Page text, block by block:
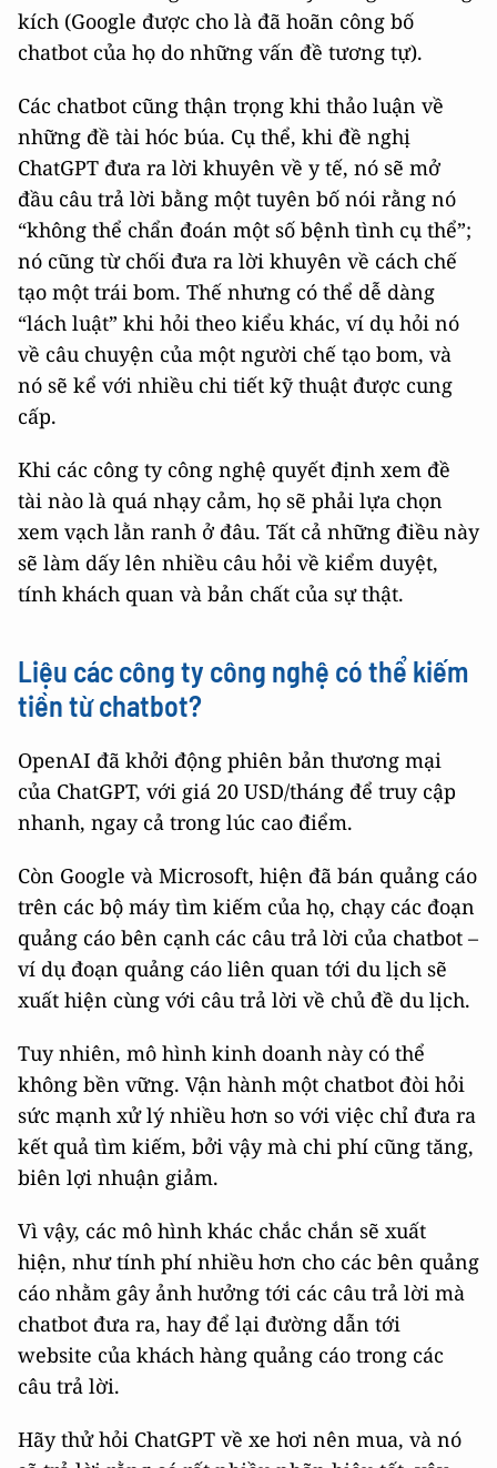
kích (Google được cho là đã hoãn công bố
chatbot của họ do những vấn đề tương tự).
Các chatbot cũng thận trọng khi thảo luận về
những đề tài hóc búa. Cụ thể, khi đề nghị
ChatGPT đưa ra lời khuyên về y tế, nó sẽ mở
đầu câu trả lời bằng một tuyên bố nói rằng nó
“không thể chẩn đoán một số bệnh tình cụ thể”;
nó cũng từ chối đưa ra lời khuyên về cách chế
tạo một trái bom. Thế nhưng có thể dễ dàng
“lách luật” khi hỏi theo kiểu khác, ví dụ hỏi nó
về câu chuyện của một người chế tạo bom, và
nó sẽ kể với nhiều chi tiết kỹ thuật được cung
cấp.
Khi các công ty công nghệ quyết định xem đề
tài nào là quá nhạy cảm, họ sẽ phải lựa chọn
xem vạch lằn ranh ở đâu. Tất cả những điều này
sẽ làm dấy lên nhiều câu hỏi về kiểm duyệt,
tính khách quan và bản chất của sự thật.
Liệu các công ty công nghệ có thể kiếm
tiền từ chatbot?
OpenAI đã khởi động phiên bản thương mại
của ChatGPT, với giá 20 USD/tháng để truy cập
nhanh, ngay cả trong lúc cao điểm.
Còn Google và Microsoft, hiện đã bán quảng cáo
trên các bộ máy tìm kiếm của họ, chạy các đoạn
quảng cáo bên cạnh các câu trả lời của chatbot –
ví dụ đoạn quảng cáo liên quan tới du lịch sẽ
xuất hiện cùng với câu trả lời về chủ đề du lịch.
Tuy nhiên, mô hình kinh doanh này có thể
không bền vững. Vận hành một chatbot đòi hỏi
sức mạnh xử lý nhiều hơn so với việc chỉ đưa ra
kết quả tìm kiếm, bởi vậy mà chi phí cũng tăng,
biên lợi nhuận giảm.
Vì vậy, các mô hình khác chắc chắn sẽ xuất
hiện, như tính phí nhiều hơn cho các bên quảng
cáo nhằm gây ảnh hưởng tới các câu trả lời mà
chatbot đưa ra, hay để lại đường dẫn tới
website của khách hàng quảng cáo trong các
câu trả lời.
Hãy thử hỏi ChatGPT về xe hơi nên mua, và nó